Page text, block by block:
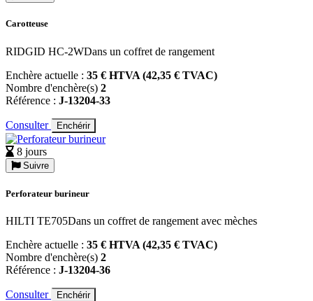
Carotteuse
RIDGID HC-2WDans un coffret de rangement
Enchère actuelle : 35 € HTVA (42,35 € TVAC)
Nombre d'enchère(s) 2
Référence : J-13204-33
Consulter Enchérir
8 jours
Suivre
Perforateur burineur
HILTI TE705Dans un coffret de rangement avec mèches
Enchère actuelle : 35 € HTVA (42,35 € TVAC)
Nombre d'enchère(s) 2
Référence : J-13204-36
Consulter Enchérir